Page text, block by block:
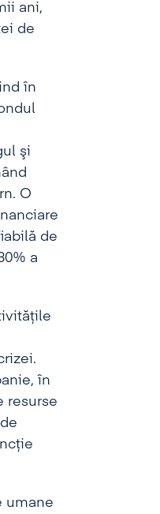
ani,
de
în
şi
O
de
a
în
resurse
umane